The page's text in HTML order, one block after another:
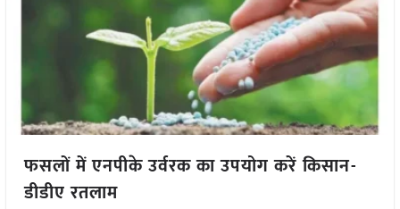
फसलों में एनपीके उर्वरक का उपयोग करें किसान-
डीडीए रतलाम